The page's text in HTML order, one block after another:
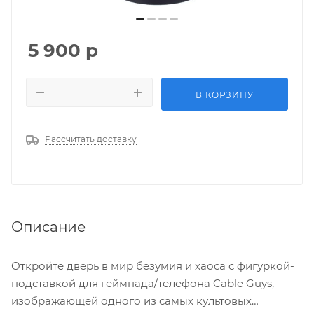
5 900 р
В КОРЗИНУ
Рассчитать доставку
Описание
Откройте дверь в мир безумия и хаоса с фигуркой-
подставкой для геймпада/телефона Cable Guys,
изображающей одного из самых культовых